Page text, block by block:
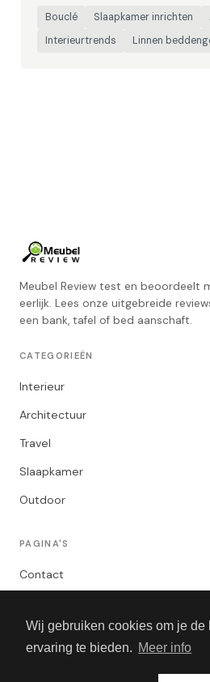
Wij gebruiken cookies om je de
ervaring te bieden. Meer info
Bouclé Slaapkamer inrichten
Interieurtrends
Linnen
Meubel Review test en beoordeelt
eerlijk. Lees onze uitgebreide
een bank, tafel of bed aanschaft.
CATEGORIEËN
Interieur
Architectuur
Travel
Slaapkamer
Outdoor
PAGINA'S
Contact
Algemene Voorwaarden
Adverteren